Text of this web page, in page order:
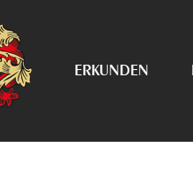
ERKUNDEN